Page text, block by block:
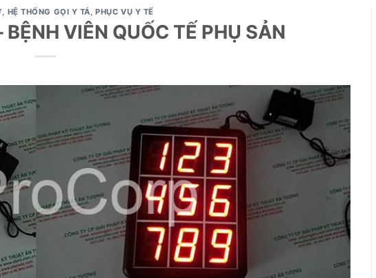
, HỆ THỐNG GỌI Y TÁ,PHỤC VỤ Y TẾ
BỆNH VIÊN QUỐC TẾ PHỤ SẢN